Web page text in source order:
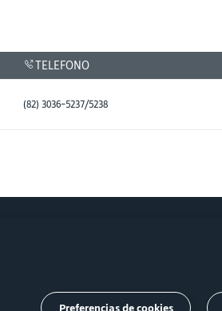
TELEFONO
(82) 3036-5237/5238
Preferencias de cookies